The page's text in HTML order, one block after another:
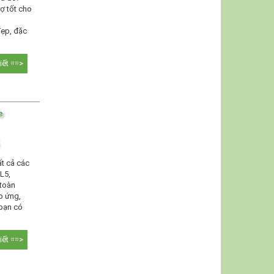
tốt cho
đặc
==>
cả các
ứng,
có
==>